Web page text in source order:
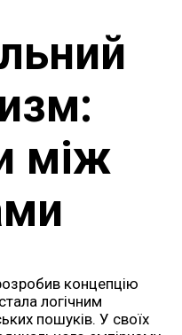
між
концепцію
логічним
пошуків. У своїх